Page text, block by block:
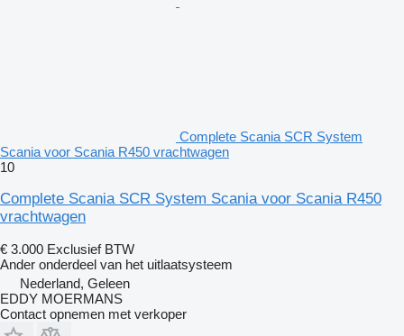
Complete Scania SCR System
Scania voor Scania R450 vrachtwagen
10
Complete Scania SCR System Scania voor Scania R450
vrachtwagen
€ 3.000 Exclusief BTW
Ander onderdeel van het uitlaatsysteem
Nederland, Geleen
EDDY MOERMANS
Contact opnemen met verkoper